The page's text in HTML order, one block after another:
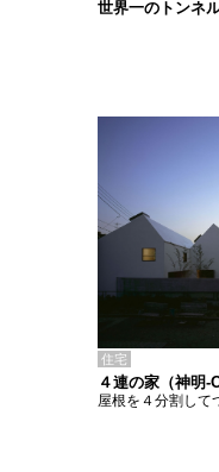
世界一のトンネ
住宅
４連の家（神明-O
屋根を４分割して